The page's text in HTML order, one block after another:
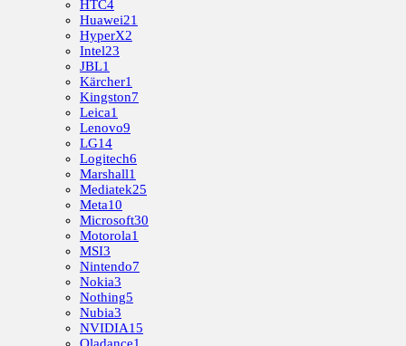
HTC4
Huawei21
HyperX2
Intel23
JBL1
Kärcher1
Kingston7
Leica1
Lenovo9
LG14
Logitech6
Marshall1
Mediatek25
Meta10
Microsoft30
Motorola1
MSI3
Nintendo7
Nokia3
Nothing5
Nubia3
NVIDIA15